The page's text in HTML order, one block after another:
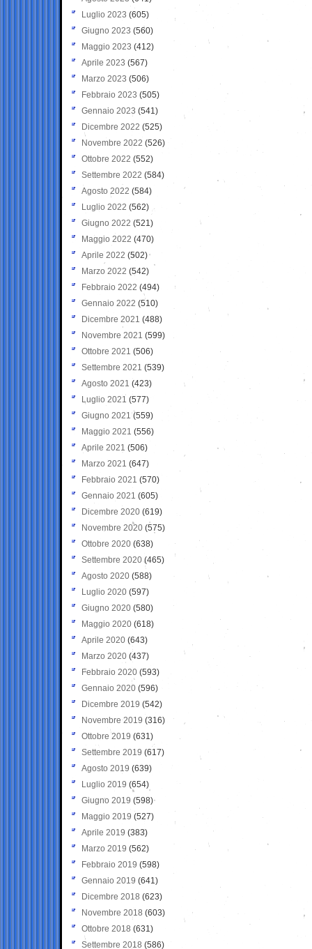
Luglio 2023 (605)
Giugno 2023 (560)
Maggio 2023 (412)
Aprile 2023 (567)
Marzo 2023 (506)
Febbraio 2023 (505)
Gennaio 2023 (541)
Dicembre 2022 (525)
Novembre 2022 (526)
Ottobre 2022 (552)
Settembre 2022 (584)
Agosto 2022 (584)
Luglio 2022 (562)
Giugno 2022 (521)
Maggio 2022 (470)
Aprile 2022 (502)
Marzo 2022 (542)
Febbraio 2022 (494)
Gennaio 2022 (510)
Dicembre 2021 (488)
Novembre 2021 (599)
Ottobre 2021 (506)
Settembre 2021 (539)
Agosto 2021 (423)
Luglio 2021 (577)
Giugno 2021(559)
Maggio 2021 (556)
Aprile 2021 (506)
Marzo 2021 (647)
Febbraio 2021 (570)
Gennaio 2021 (605)
Dicembre 2020 (619)
Novembre 2020 (575)
Ottobre 2020 (638)
Settembre 2020(465)
Agosto 2020 (588)
Luglio 2020 (597)
Giugno 2020 (580)
Maggio 2020 (618)
Aprile 2020 (643)
Marzo 2020 (437)
Febbraio 2020 (593)
Gennaio 2020 (596)
Dicembre 2019 (542)
Novembre 2019 (316)
Ottobre 2019 (631)
Settembre 2019 (617)
Agosto 2019 (639)
Luglio 2019 (654)
Giugno 2019 (598)
Maggio 2019 (527)
Aprile 2019 (383)
Marzo 2019 (562)
Febbraio 2019 (598)
Gennaio 2019 (641)
Dicembre 2018 (623)
Novembre 2018 (603)
Ottobre 2018 (631)
Settembre 2018 (586)